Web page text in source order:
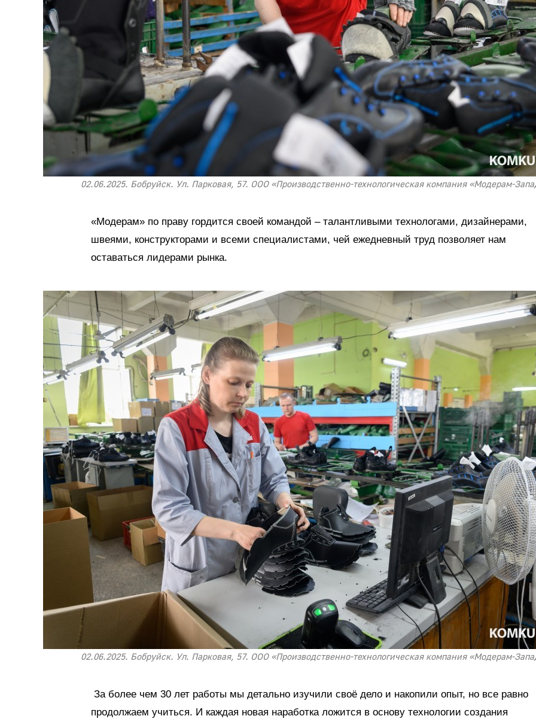
02.06.2025. Бобруйск. Ул. Парковая, 57. ООО «Производственно-технологическая компания «Модерам-
«Модерам» по праву гордится своей командой – талантливыми технологами, дизайнерами,
швеями, конструкторами и всеми специалистами, чей ежедневный труд позволяет нам
оставаться лидерами рынка.
02.06.2025. Бобруйск. Ул. Парковая, 57. ООО «Производственно-технологическая компания «Модерам-
За более чем 30 лет работы мы детально изучили своё дело и накопили опыт, но все равно
продолжаем учиться. И каждая новая наработка ложится в основу технологии создания